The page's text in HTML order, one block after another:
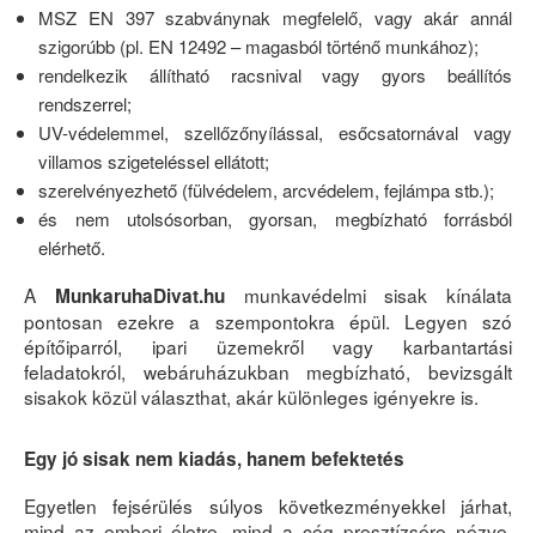
MSZ EN 397 szabványnak megfelelő, vagy akár annál
szigorúbb (pl. EN 12492 – magasból történő munkához);
rendelkezik állítható racsnival vagy gyors beállítós
rendszerrel;
UV-védelemmel, szellőzőnyílással, esőcsatornával vagy
villamos szigeteléssel ellátott;
szerelvényezhető (fülvédelem, arcvédelem, fejlámpa stb.);
és nem utolsósorban, gyorsan, megbízható forrásból
elérhető.
A MunkaruhaDivat.hu munkavédelmi sisak kínálata
pontosan ezekre a szempontokra épül. Legyen szó
építőiparról, ipari üzemekről vagy karbantartási
feladatokról, webáruházukban megbízható, bevizsgált
sisakok közül választhat, akár különleges igényekre is.
Egy jó sisak nem kiadás, hanem befektetés
Egyetlen fejsérülés súlyos következményekkel járhat,